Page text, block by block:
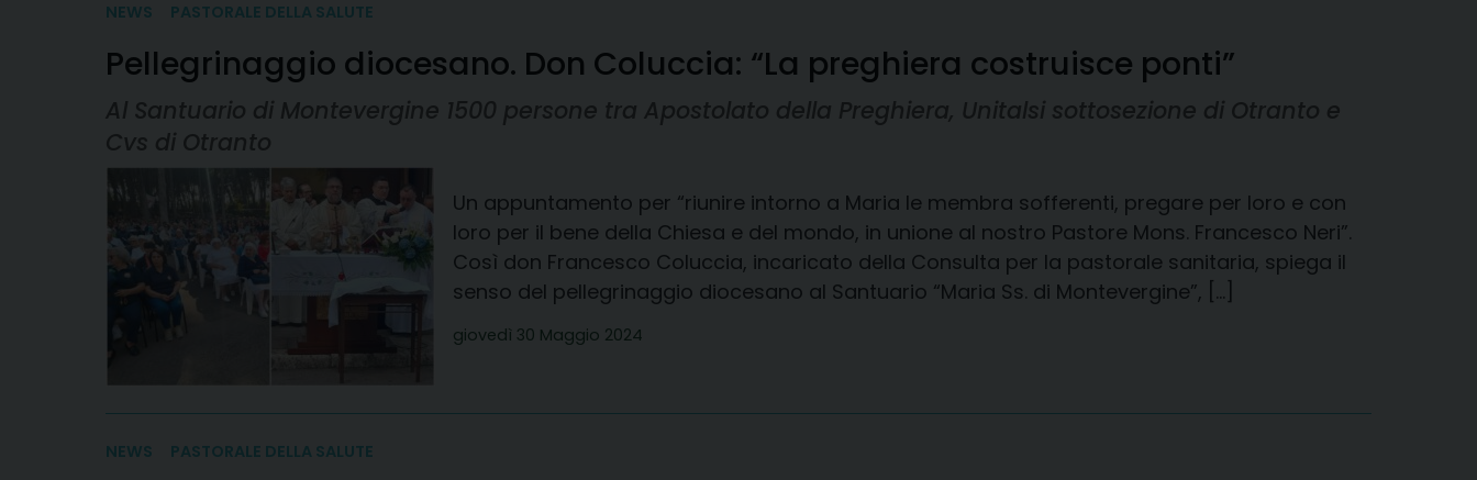
NEWS PASTORALE DELLA SALUTE
Pellegrinaggio diocesano. Don Coluccia: “La preghiera costruisce ponti”
Al Santuario di Montevergine 1500 persone tra Apostolato della Preghiera, Unitalsi sottosezione di Otranto e
Cvs di Otranto
Un appuntamento per “riunire intorno a Maria le membra sofferenti, pregare per loro e con
loro per il bene della Chiesa e del mondo, in unione al nostro Pastore Mons. Francesco Neri”.
Così don Francesco Coluccia, incaricato della Consulta per la pastorale sanitaria, spiega il
senso del pellegrinaggio diocesano al Santuario “Maria Ss. di Montevergine”, […]
giovedì 30 Maggio 2024
NEWS PASTORALE DELLA SALUTE